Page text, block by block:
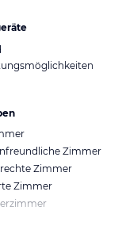
Zimmer
Zimmer
Zimmer